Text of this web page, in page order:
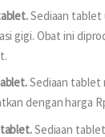
Sediaan tablet
gigi. Obat ini
Sediaan tablet
dengan harga
Sediaan